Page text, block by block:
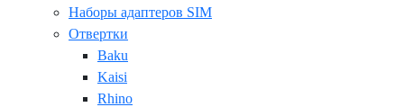
Наборы адаптеров SIM
Отвертки
Baku
Kaisi
Rhino